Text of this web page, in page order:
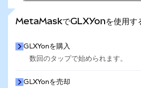
MetaMaskでGLXYonを使用す
GLXYonを購入
数回のタップで始められます。
GLXYonを売却